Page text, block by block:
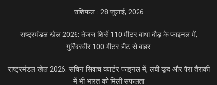
राशिफल : 28 जुलाई, 2026
राष्ट्रमंडल खेल 2026: तेजस शिर्से 110 मीटर बाधा दौड़ के फाइनल में,
गुरिंदरवीर 100 मीटर हीट से बाहर
राष्ट्रमंडल खेल 2026: सचिन सिवाच क्वार्टर फाइनल में, लंबी कूद और पैरा तैराकी
में भी भारत को मिली सफलता